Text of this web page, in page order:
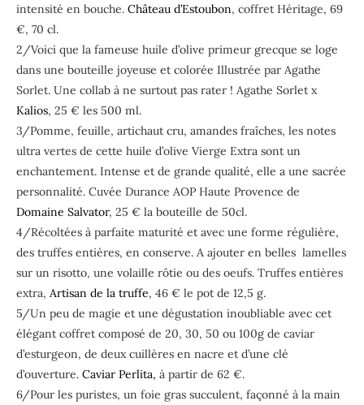
intensité en bouche. Château d’Estoubon, coffret Héritage, 69
€, 70 cl.
2/Voici que la fameuse huile d’olive primeur grecque se loge
dans une bouteille joyeuse et colorée Illustrée par Agathe
Sorlet. Une collab à ne surtout pas rater ! Agathe Sorlet x
Kalios, 25 € les 500 ml.
3/Pomme, feuille, artichaut cru, amandes fraîches, les notes
ultra vertes de cette huile d’olive Vierge Extra sont un
enchantement. Intense et de grande qualité, elle a une sacrée
personnalité. Cuvée Durance AOP Haute Provence de
Domaine Salvator, 25 € la bouteille de 50cl.
4/Récoltées à parfaite maturité et avec une forme régulière,
des truffes entières, en conserve. A ajouter en belles lamelles
sur un risotto, une volaille rôtie ou des oeufs. Truffes entières
extra, Artisan de la truffe, 46 € le pot de 12,5 g.
5/Un peu de magie et une dégustation inoubliable avec cet
élégant coffret composé de 20, 30, 50 ou 100g de caviar
d’esturgeon, de deux cuillères en nacre et d’une clé
d’ouverture. Caviar Perlita, à partir de 62 €.
6/Pour les puristes, un foie gras succulent, façonné à la main